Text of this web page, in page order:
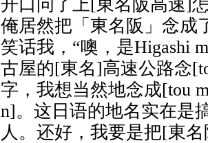
开口问了上[東名阪高速]
俺居然把「東名阪」念成
笑话我，“噢，是Higashi
古屋的[東名]高速公路念
字，我想当然地念成[tou
n]。这日语的地名实在是
人。还好，我要是把[東